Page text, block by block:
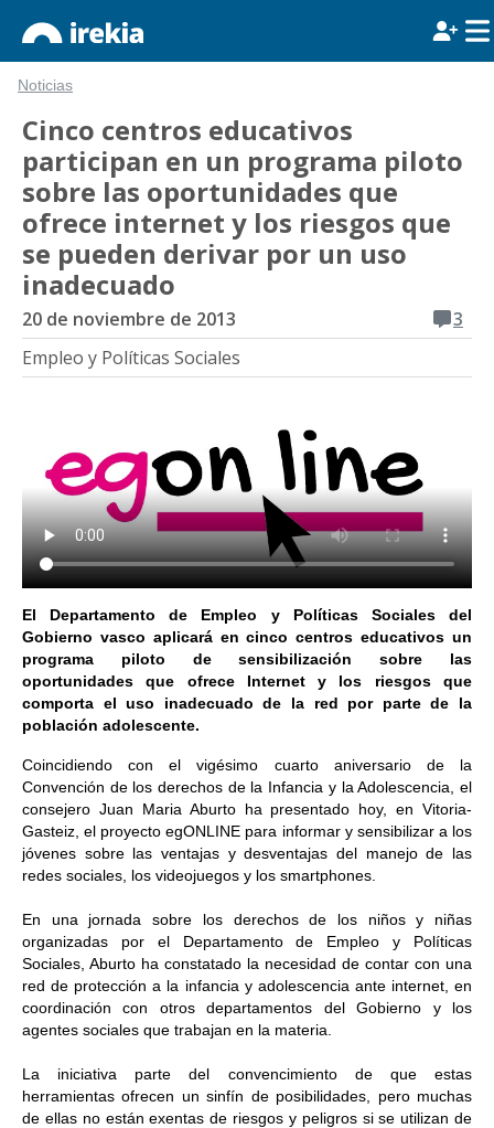
Noticias
Cinco centros educativos
participan en un programa piloto
sobre las oportunidades que
ofrece internet y los riesgos que
se pueden derivar por un uso
inadecuado
20 de noviembre de 2013
3
Empleo y Políticas Sociales
El Departamento de Empleo y Políticas Sociales del
Gobierno vasco aplicará en cinco centros educativos un
programa piloto de sensibilización sobre las
oportunidades que ofrece Internet y los riesgos que
comporta el uso inadecuado de la red por parte de la
población adolescente.
Coincidiendo con el vigésimo cuarto aniversario de la
Convención de los derechos de la Infancia y la Adolescencia, el
consejero Juan Maria Aburto ha presentado hoy, en Vitoria-
Gasteiz, el proyecto egONLINE para informar y sensibilizar a los
jóvenes sobre las ventajas y desventajas del manejo de las
redes sociales, los videojuegos y los smartphones.
En una jornada sobre los derechos de los niños y niñas
organizadas por el Departamento de Empleo y Políticas
Sociales, Aburto ha constatado la necesidad de contar con una
red de protección a la infancia y adolescencia ante internet, en
coordinación con otros departamentos del Gobierno y los
agentes sociales que trabajan en la materia.
La iniciativa parte del convencimiento de que estas
herramientas ofrecen un sinfín de posibilidades, pero muchas
de ellas no están exentas de riesgos y peligros si se utilizan de